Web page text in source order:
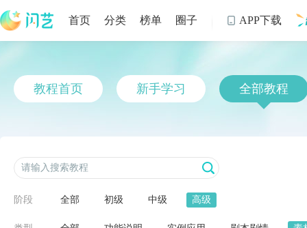
首页 分类 榜单 圈子  APP下载
教程首页 新手学习 全部教程
阶段 全部 初级 中级 高级